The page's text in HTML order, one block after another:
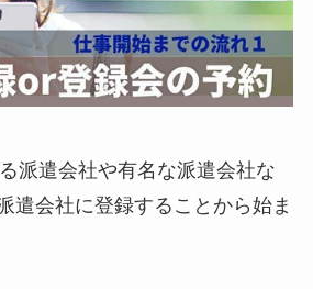
派遣会社や有名な派遣会社な
遣会社に登録することから始ま